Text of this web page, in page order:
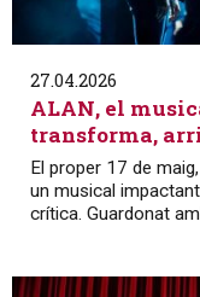
27.04.2026
ALAN, el
transforma,
El proper 17 de
un musical
crítica. Guardonat